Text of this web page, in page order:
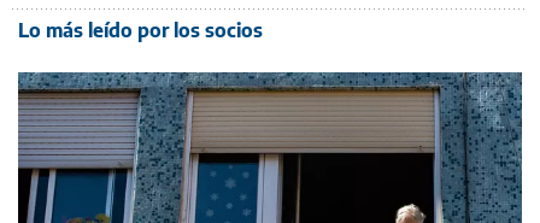
Lo más leído por los socios